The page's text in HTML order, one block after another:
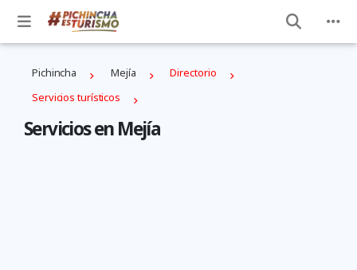
Pichincha Mejí­a
Directorio
Servicios turísticos
Servicios en Mejí­a